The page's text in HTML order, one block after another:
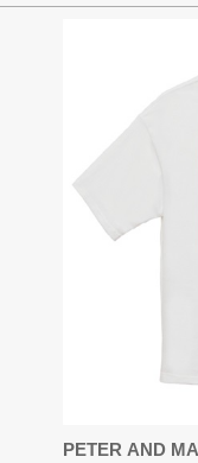
PETER AND